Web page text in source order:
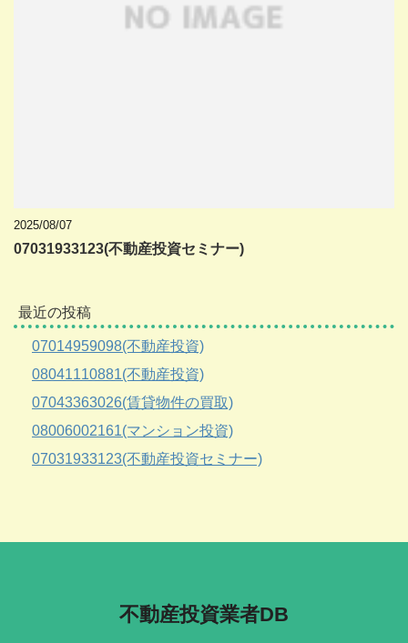
2025/08/07
07031933123(不動産投資セミナー)
最近の投稿
07014959098(不動産投資)
08041110881(不動産投資)
07043363026(賃貸物件の買取)
08006002161(マンション投資)
07031933123(不動産投資セミナー)
不動産投資業者DB